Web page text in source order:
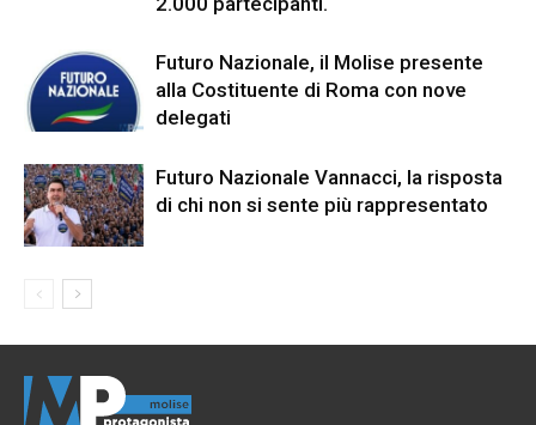
Futuro Nazionale, il Molise presente
alla Costituente di Roma con nove
delegati
Futuro Nazionale Vannacci, la risposta
di chi non si sente più rappresentato